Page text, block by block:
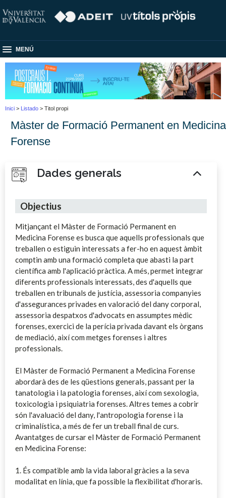
MENÚ
Inici > Listado > Titol propi
Màster de Formació Permanent en Medicina
Forense
Dades generals
Objectius
Mitjançant el Màster de Formació Permanent en
Medicina Forense es busca que aquells professionals que
treballen o estiguin interessats a fer-ho en aquest àmbit
comptin amb una formació completa que abasti la part
científica amb l'aplicació pràctica. A més, permet integrar
diferents professionals interessats, des d'aquells que
treballen en tribunals de justícia, assessoria companyies
d'assegurances privades en valoració del dany corporal,
assessoria despatxos d'advocats en assumptes mèdic
forenses, exercici de la perícia privada davant els òrgans
de mediació, així com metges forenses i altres
professionals.
El Màster de Formació Permanent a Medicina Forense
abordarà des de les qüestions generals, passant per la
tanatologia i la patologia forenses, així com sexologia,
toxicologia i psiquiatria forenses. Altres temes a cobrir
són l'avaluació del dany, l'antropologia forense i la
criminalística, a més de fer un treball final de curs.
Avantatges de cursar el Màster de Formació Permanent
en Medicina Forense:
1. És compatible amb la vida laboral gràcies a la seva
modalitat en línia, que fa possible la flexibilitat d'horaris.